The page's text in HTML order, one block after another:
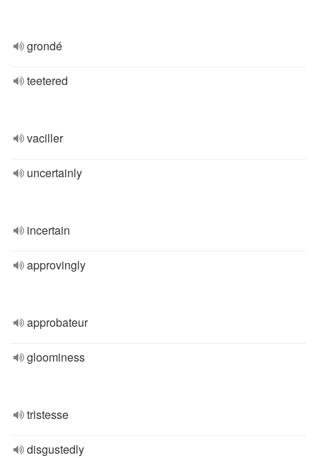
grondé
teetered
vaciller
uncertainly
incertain
approvingly
approbateur
gloominess
tristesse
disgustedly